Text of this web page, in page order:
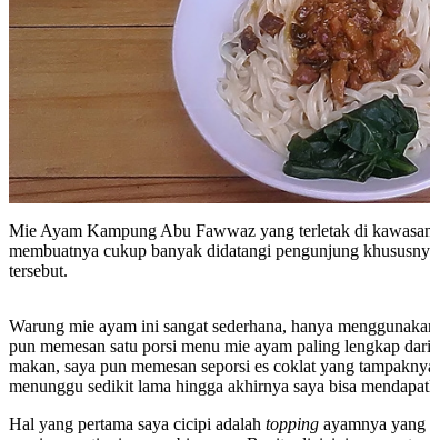
Mie Ayam Kampung Abu Fawwaz yang terletak di
membuatnya cukup banyak didatangi pengunjung
tersebut.
Warung mie ayam ini sangat sederhana, hanya
pun memesan satu porsi menu mie ayam paling lengkap
makan, saya pun memesan seporsi es coklat yang
menunggu sedikit lama hingga akhirnya saya bisa
Hal yang pertama saya cicipi adalah topping ayamnya yang